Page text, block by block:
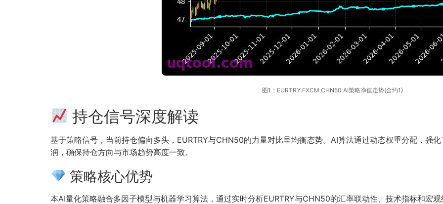
图1：EURTRY.FXCM,CHN50 AI策略净值走势(合约1)
持仓信号深度解读
基于策略信号，当前持仓偏向多头，EURTRY与CHN50的力量对比呈均衡态势。AI算法通过动态权重分配，强
润，确保持仓方向与市场趋势高度一致。
策略核心优势
本AI量化策略融合多因子模型与机器学习算法，通过实时分析EURTRY与CHN50的汇率联动性、技术指标和宏